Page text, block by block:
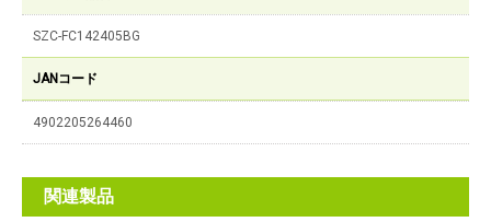
SZC-FC142405BG
JANコード
4902205264460
関連製品